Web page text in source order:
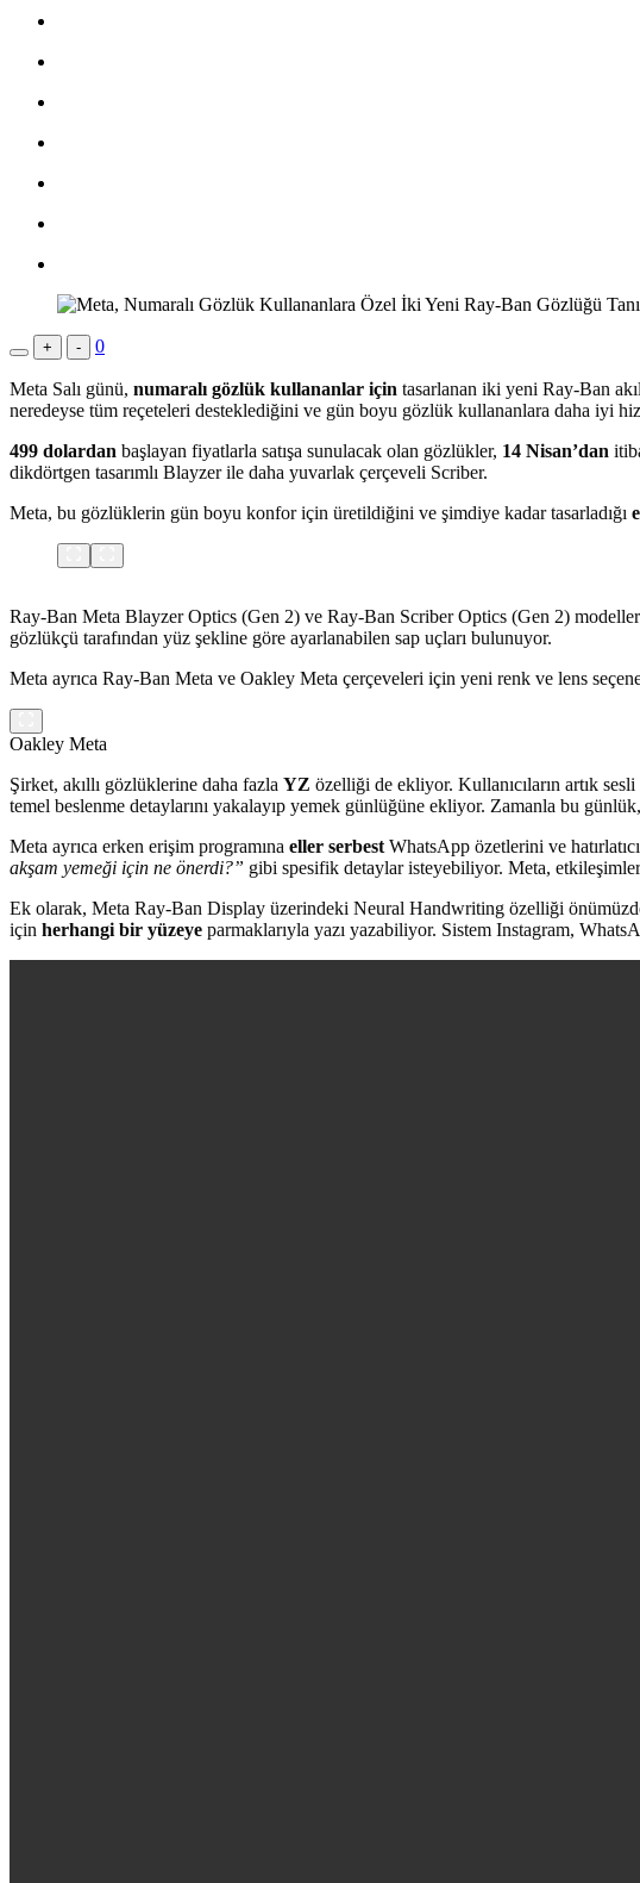
+ - 0
Meta Salı günü, numaralı gözlük kullananlar için tasarlanan iki yeni Ray-Ban
neredeyse tüm reçeteleri desteklediğini ve gün boyu gözlük kullananlara daha iyi
499 dolardan başlayan fiyatlarla satışa sunulacak olan gözlükler, 14 Nisan’dan
dikdörtgen tasarımlı Blayzer ile daha yuvarlak çerçeveli Scriber.
Meta, bu gözlüklerin gün boyu konfor için üretildiğini ve şimdiye kadar tasarladığı
Ray-Ban Meta Blayzer Optics (Gen 2) ve Ray-Ban Scriber Optics (Gen 2)
gözlükçü tarafından yüz şekline göre ayarlanabilen sap uçları bulunuyor.
Meta ayrıca Ray-Ban Meta ve Oakley Meta çerçeveleri için yeni renk ve lens
Oakley Meta
Şirket, akıllı gözlüklerine daha fazla YZ özelliği de ekliyor. Kullanıcıların artık
temel beslenme detaylarını yakalayıp yemek günlüğüne ekliyor. Zamanla bu
Meta ayrıca erken erişim programına eller serbest WhatsApp özetlerini ve
akşam yemeği için ne önerdi?” gibi spesifik detaylar isteyebiliyor. Meta,
Ek olarak, Meta Ray-Ban Display üzerindeki Neural Handwriting özelliği
için herhangi bir yüzeye parmaklarıyla yazı yazabiliyor. Sistem Instagram,